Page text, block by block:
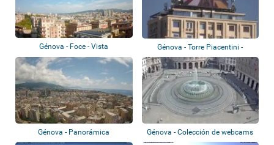
Génova - Foce - Vista
panorámica
Génova - Torre Piacentini -
Terraza Colo...
Génova - Panorámica Génova - Colección de webcams